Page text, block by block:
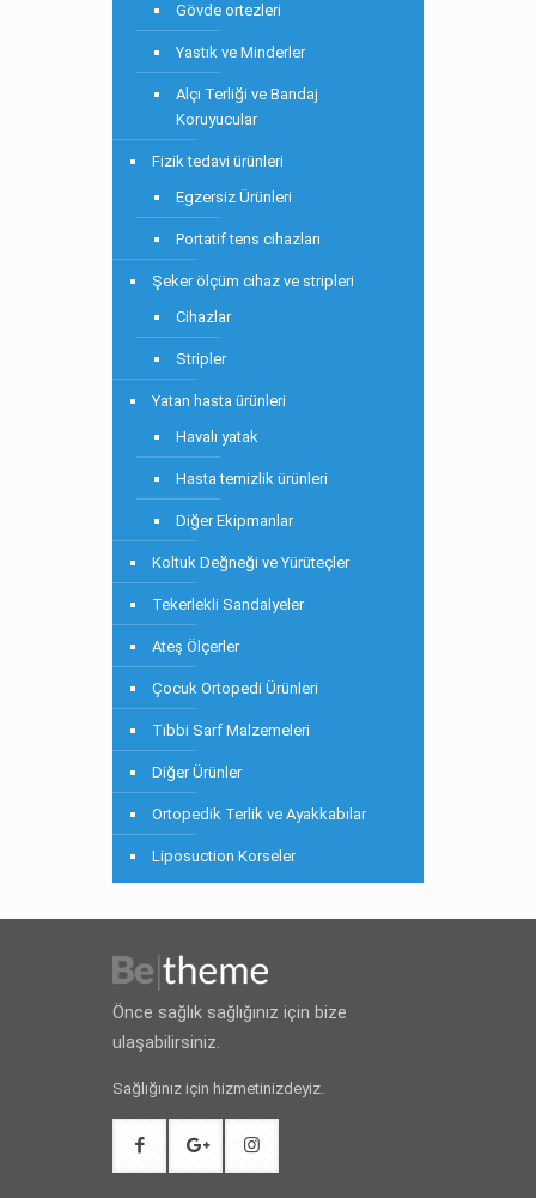
Gövde ortezleri
Yastık ve Minderler
Alçı Terliği ve Bandaj
Koruyucular
Fizik tedavi ürünleri
Egzersiz Ürünleri
Portatif tens cihazları
Şeker ölçüm cihaz ve stripleri
Cihazlar
Stripler
Yatan hasta ürünleri
Havalı yatak
Hasta temizlik ürünleri
Diğer Ekipmanlar
Koltuk Değneği ve Yürüteçler
Tekerlekli Sandalyeler
Ateş Ölçerler
Çocuk Ortopedi Ürünleri
Tıbbi Sarf Malzemeleri
Diğer Ürünler
Ortopedik Terlik ve Ayakkabılar
Liposuction Korseler
Önce sağlık sağlığınız için bize
ulaşabilirsiniz.
Sağlığınız için hizmetinizdeyiz.